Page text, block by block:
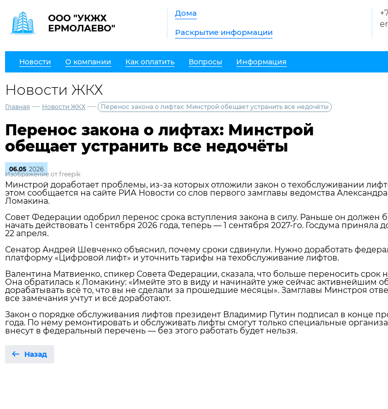
ООО "УКЖХ
ЕРМОЛАЕВО"
Дома
Раскрытие информации
Новости О компании Как оплатить Вопросы Информация
Новости ЖКХ
Главная — Новости ЖКХ — Перенос закона о лифтах: Минстрой обещает устранить все недочёты
Перенос закона о лифтах: Минстрой
обещает устранить все недочёты
06.05 2026
Изображение от freepik
Минстрой доработает проблемы, из‑за которых отложили закон о техобслуживании
этом сообщается на сайте РИА Новости со слов первого замглавы ведомства Александра
Ломакина.
Совет Федерации одобрил перенос срока вступления закона в силу. Раньше он должен
начать действовать 1 сентября 2026 года, теперь — 1 сентября 2027‑го. Госдума приняла
22 апреля.
Сенатор Андрей Шевченко объяснил, почему сроки сдвинули. Нужно доработать
платформу «Цифровой лифт» и уточнить тарифы на техобслуживание лифтов.
Валентина Матвиенко, спикер Совета Федерации, сказала, что больше переносить срок
Она обратилась к Ломакину: «Имейте это в виду и начинайте уже сейчас активнейшим
дорабатывать всё то, что вы не сделали за прошедшие месяцы». Замглавы Минстроя
все замечания учтут и всё доработают.
Закон о порядке обслуживания лифтов президент Владимир Путин подписал в конце
года. По нему ремонтировать и обслуживать лифты смогут только специальные
внесут в федеральный перечень — без этого работать будет нельзя.
Назад